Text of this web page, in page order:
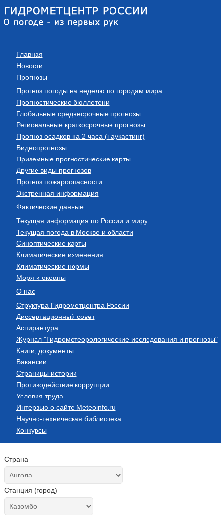
Главная
Новости
Прогнозы
Прогноз погоды на неделю по городам мира
Прогностические бюллетени
Глобальные среднесрочные прогнозы
Региональные краткосрочные прогнозы
Прогноз осадков на 2 часа (наукастинг)
Видеопрогнозы
Приземные прогностические карты
Другие виды прогнозов
Прогноз пожароопасности
Экстренная информация
Фактические данные
Текущая информация по России и миру
Текущая погода в Москве и области
Синоптические карты
Климатические изменения
Климатические нормы
Моря и океаны
О нас
Структура Гидрометцентра России
Диссертационный совет
Аспирантура
Журнал "Гидрометеорологические исследования и прогнозы"
Книги, документы
Вакансии
Страницы истории
Противодействие коррупции
Условия труда
Интервью о сайте Meteoinfo.ru
Научно-техническая библиотека
Конкурсы
Страна
Станция (город)